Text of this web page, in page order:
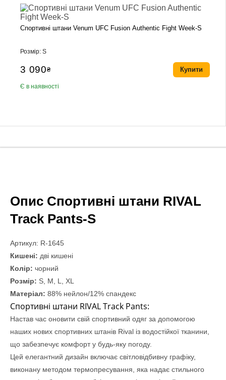
Спортивні штани Venum UFC Fusion Authentic Fight Week-S
Розмір: S
3 090₴
Є в наявності
Купити
Опис Спортивні штани RIVAL
Track Pants-S
Артикул: R-1645
Кишені: дві кишені
Колір: чорний
Розмір: S, M, L, XL
Матеріал: 88% нейлон/12% спандекс
Спортивні штани RIVAL Track Pants:
Настав час оновити свій спортивний одяг за допомогою
наших нових спортивних штанів Rival із водостійкої тканини,
що забезпечує комфорт у будь-яку погоду.
Цей елегантний дизайн включає світловідбивну графіку,
виконану методом термопресування, яка надає стильного